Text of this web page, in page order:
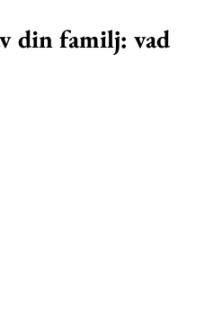
din familj: vad